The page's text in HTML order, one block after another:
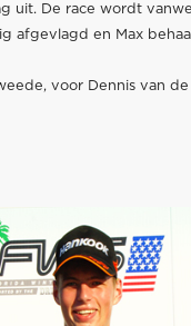
uit. De race wordt
afgevlagd en Max
voor Dennis van